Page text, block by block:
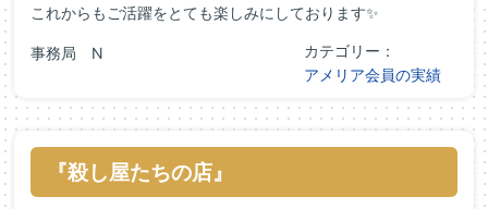
これからもご活躍をとても楽しみにしております✨
事務局 N
カテゴリー：
アメリア会員の実績
『殺し屋たちの店』